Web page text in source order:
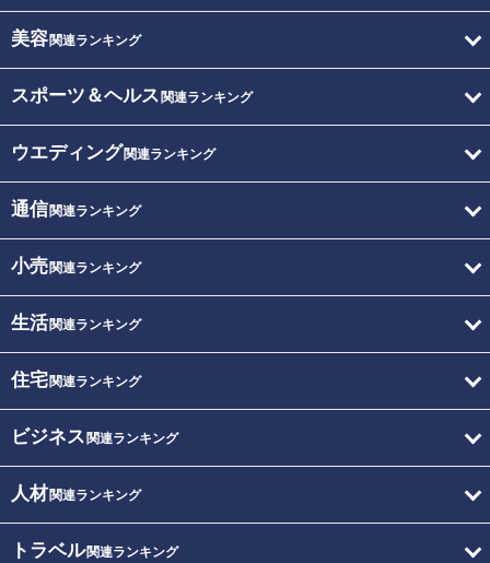
美容関連ランキング
スポーツ＆ヘルス 関連ランキング
ウエディング関連ランキング
通信関連ランキング
小売関連ランキング
生活関連ランキング
住宅関連ランキング
ビジネス 関連ランキング
人材関連ランキング
トラベル関連ランキング